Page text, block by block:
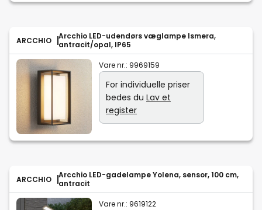
ARCCHIO
Arcchio LED-udendørs væglampe Ismera,
antracit/opal, IP65
Vare nr.: 9969159
For individuelle priser
bedes du Lav et
register
ARCCHIO
Arcchio LED-gadelampe Yolena, sensor, 100 cm,
antracit
Vare nr.: 9619122